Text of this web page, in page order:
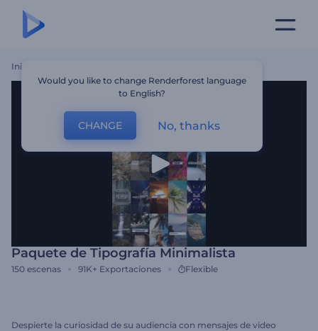
Inicio
Paquete de Tipografía Minimalista
150 escenas 91K+ Exportaciones Flexible
Despierte la curiosidad de su audiencia con mensajes de video
Would you like to change Renderforest language
to English?
CHANGE No, thanks